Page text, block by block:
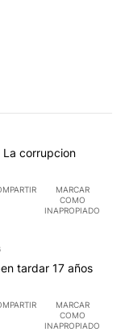
La corrupcion
MARCAR
COMO
INAPROPIADO
tardar 17 años
MARCAR
COMO
INAPROPIADO